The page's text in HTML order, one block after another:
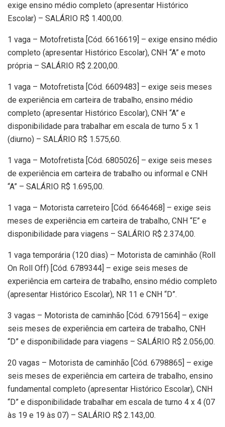
exige ensino médio completo (apresentar Histórico
Escolar) – SALÁRIO R$ 1.400,00.
1 vaga – Motofretista [Cód. 6616619] – exige ensino médio
completo (apresentar Histórico Escolar), CNH “A” e moto
própria – SALÁRIO R$ 2.200,00.
1 vaga – Motofretista [Cód. 6609483] – exige seis meses
de experiência em carteira de trabalho, ensino médio
completo (apresentar Histórico Escolar), CNH “A” e
disponibilidade para trabalhar em escala de turno 5 x 1
(diurno) – SALÁRIO R$ 1.575,60.
1 vaga – Motofretista [Cód. 6805026] – exige seis meses
de experiência em carteira de trabalho ou informal e CNH
“A” – SALÁRIO R$ 1.695,00.
1 vaga – Motorista carreteiro [Cód. 6646468] – exige seis
meses de experiência em carteira de trabalho, CNH “E” e
disponibilidade para viagens – SALÁRIO R$ 2.374,00.
1 vaga temporária (120 dias) – Motorista de caminhão (Roll
On Roll Off) [Cód. 6789344] – exige seis meses de
experiência em carteira de trabalho, ensino médio completo
(apresentar Histórico Escolar), NR 11 e CNH “D”.
3 vagas – Motorista de caminhão [Cód. 6791564] – exige
seis meses de experiência em carteira de trabalho, CNH
“D” e disponibilidade para viagens – SALÁRIO R$ 2.056,00.
20 vagas – Motorista de caminhão [Cód. 6798865] – exige
seis meses de experiência em carteira de trabalho, ensino
fundamental completo (apresentar Histórico Escolar), CNH
“D” e disponibilidade trabalhar em escala de turno 4 x 4 (07
às 19 e 19 às 07) – SALÁRIO R$ 2.143,00.